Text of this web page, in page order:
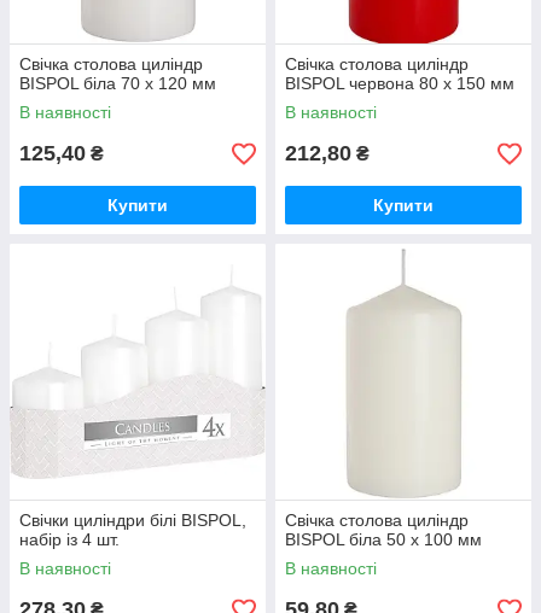
Свічка столова циліндр
BISPOL біла 70 х 120 мм
В наявності
125,40 ₴
Купити
Свічка столова циліндр
BISPOL червона 80 х 150 мм
В наявності
212,80 ₴
Купити
Свічки циліндри білі BISPOL,
набір із 4 шт.
В наявності
Свічка столова циліндр
BISPOL біла 50 х 100 мм
В наявності